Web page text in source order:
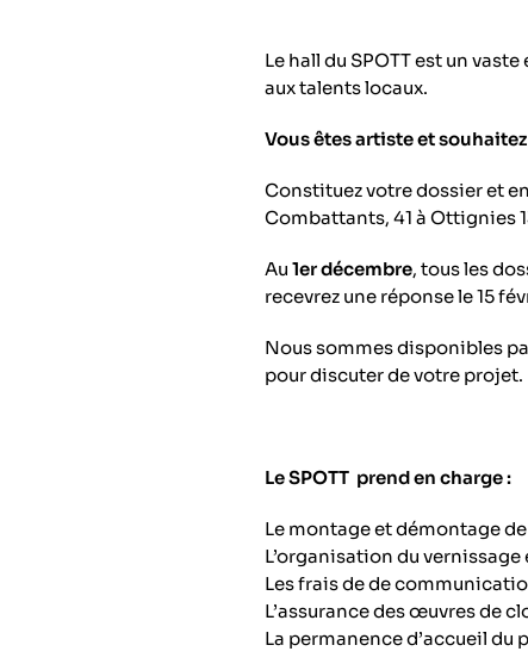
Le hall du SPOTT est un
aux talents locaux.
Vous êtes artiste et
Constituez votre dossier et
Combattants, 41 à Ottignies
Au 1er décembre, tous les
recevrez une réponse le 15
Nous sommes disponibles
pour discuter de votre projet.
Le SPOTT prend en charge :
Le montage et démontage
L’organisation du
Les frais de de
L’assurance des œuvres de
La permanence d’accueil du